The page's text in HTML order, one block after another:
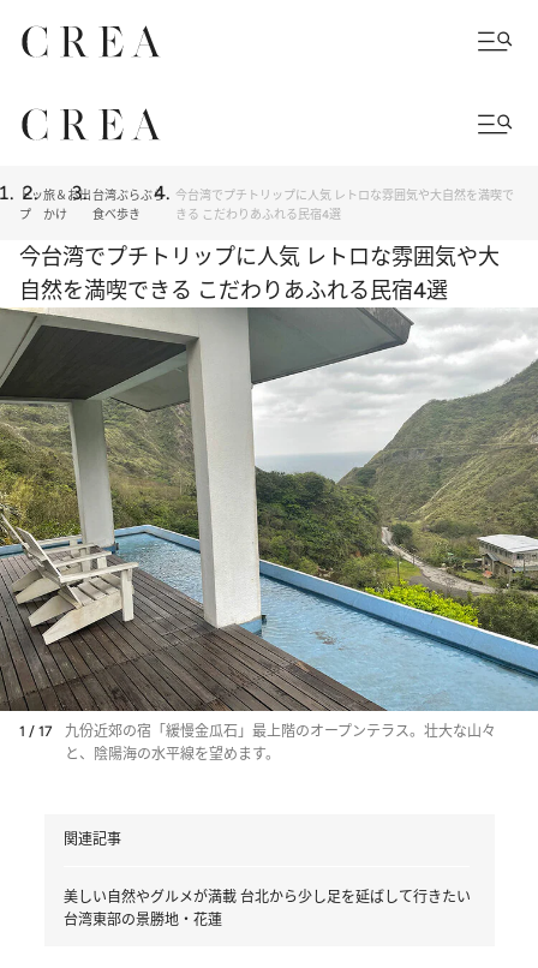
トッ
プ
旅＆お出
かけ
台湾ぶらぶら
食べ歩き
今台湾でプチトリップに人気 レトロな雰囲気や大自然を満喫で
きる こだわりあふれる民宿4選
今台湾でプチトリップに人気 レトロな雰囲気や大
自然を満喫できる こだわりあふれる民宿4選
1 / 17
九份近郊の宿「緩慢金瓜石」最上階のオープンテラス。壮大な山々
と、陰陽海の水平線を望めます。
関連記事
美しい自然やグルメが満載 台北から少し足を延ばして行きたい
台湾東部の景勝地・花蓮